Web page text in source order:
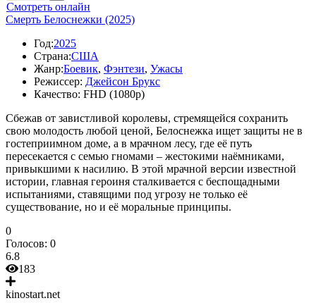
Смотреть онлайн
Смерть Белоснежки (2025)
Год:2025
Страна:США
Жанр:Боевик, Фэнтези, Ужасы
Режиссер: Джейсон Брукс
Качество: FHD (1080p)
Сбежав от завистливой королевы, стремящейся сохранить
свою молодость любой ценой, Белоснежка ищет защиты не в
гостеприимном доме, а в мрачном лесу, где её путь
пересекается с семью гномами – жестокими наёмниками,
привыкшими к насилию. В этой мрачной версии известной
истории, главная героиня сталкивается с беспощадными
испытаниями, ставящими под угрозу не только её
существование, но и её моральные принципы.
0
Голосов: 0
6.8
183
kinostart.net